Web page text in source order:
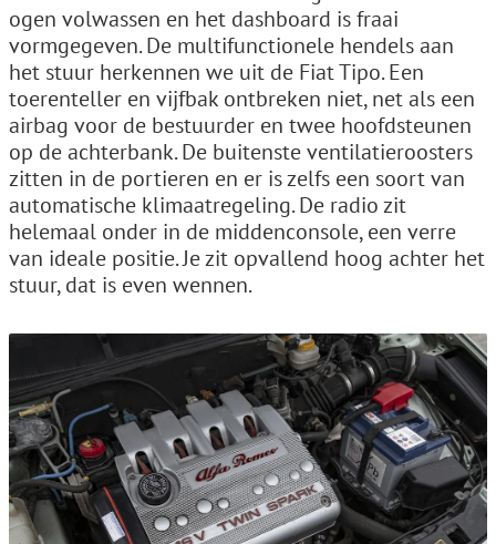
ogen volwassen en het dashboard is fraai
vormgegeven. De multifunctionele hendels aan
het stuur herkennen we uit de Fiat Tipo. Een
toerenteller en vijfbak ontbreken niet, net als een
airbag voor de bestuurder en twee hoofdsteunen
op de achterbank. De buitenste ventilatieroosters
zitten in de portieren en er is zelfs een soort van
automatische klimaatregeling. De radio zit
helemaal onder in de middenconsole, een verre
van ideale positie. Je zit opvallend hoog achter het
stuur, dat is even wennen.